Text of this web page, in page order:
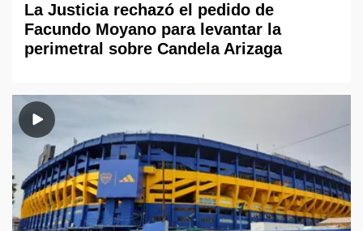
La Justicia rechazó el pedido de
Facundo Moyano para levantar la
perimetral sobre Candela Arizaga